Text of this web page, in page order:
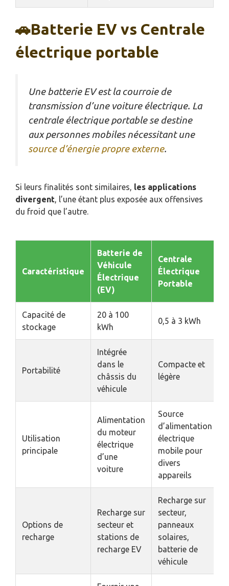
🚗Batterie EV vs Centrale
électrique portable
Une batterie EV est la courroie de
transmission d’une voiture électrique. La
centrale électrique portable se destine
aux personnes mobiles nécessitant une
source d’énergie propre externe.
Si leurs finalités sont similaires, les applications
divergent, l’une étant plus exposée aux offensives
du froid que l’autre.
Caractéristique
Batterie de
Véhicule
Électrique
(EV)
Centrale
Électrique
Portable
Capacité de
stockage
20 à 100
kWh
0,5 à 3 kWh
Portabilité
Intégrée
dans le
châssis du
véhicule
Compacte et
légère
Utilisation
principale
Alimentation
du moteur
électrique
d’une
voiture
Source
d’alimentation
électrique
mobile pour
divers
appareils
Options de
recharge
Recharge sur
secteur et
stations de
recharge EV
Recharge sur
secteur,
panneaux
solaires,
batterie de
véhicule